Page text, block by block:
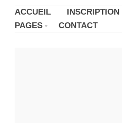
ACCUEIL INSCRIPTION
PAGES
CONTACT